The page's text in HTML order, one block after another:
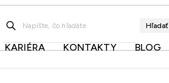
Hľadať
KARIÉRA KONTAKTY BLOG